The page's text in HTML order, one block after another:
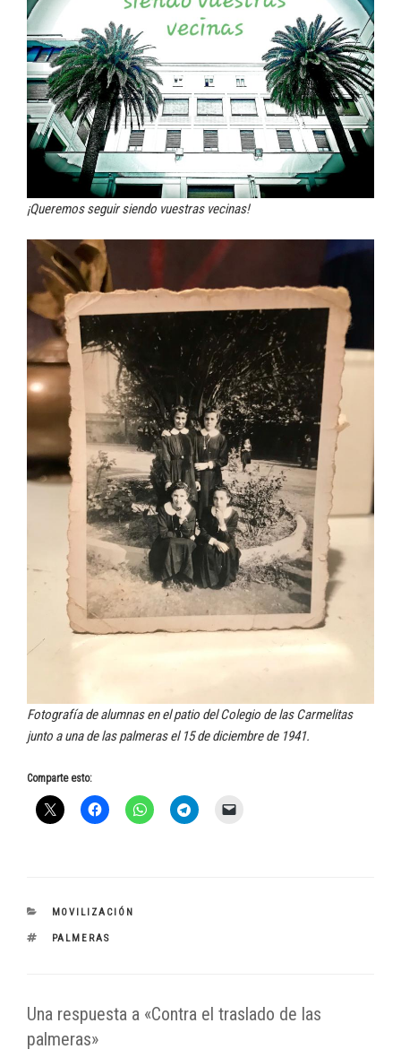
¡Queremos seguir siendo vuestras vecinas!
Fotografía de alumnas en el patio del Colegio de las Carmelitas
junto a una de las palmeras el 15 de diciembre de 1941.
Comparte esto:
CATEGORÍAS
MOVILIZACIÓN
ETIQUETAS
PALMERAS
Una respuesta a «Contra el traslado de las
palmeras»